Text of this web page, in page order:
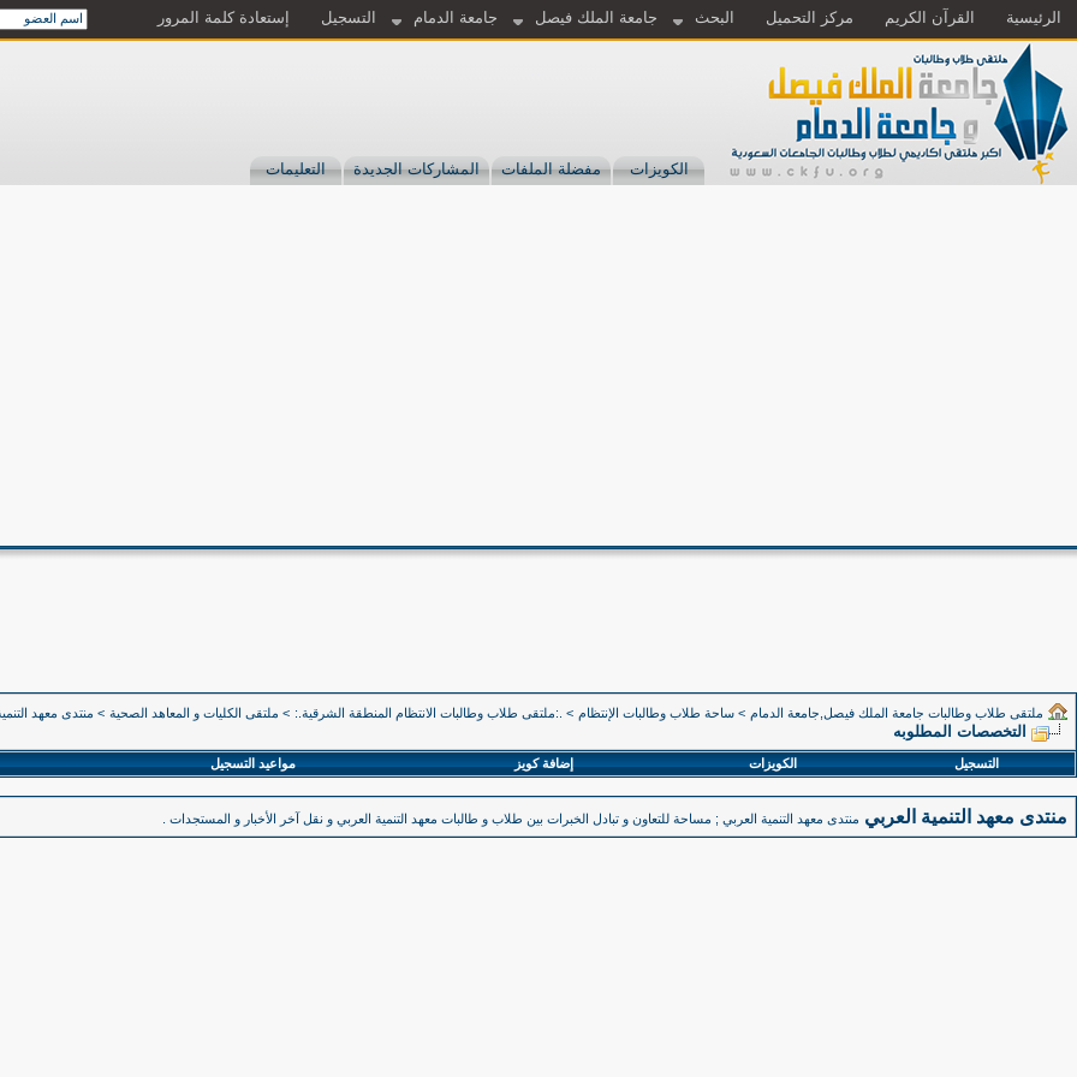
الرئيسية القرآن الكريم مركز التحميل البحث جامعة الملك فيصل جامعة الدمام التسجيل إستعادة كلمة المرور
الكويزات مفضلة الملفات المشاركات الجديدة التعليمات
ملتقى طلاب وطالبات جامعة الملك فيصل,جامعة الدمام > ساحة طلاب وطالبات الإنتظام > .:ملتقى طلاب وطالبات الانتظام المنطقة الشرقية.: > ملتقى الكليات و المعاهد الصحية > منتدى معهد
التخصصات المطلوبه
التسجيل الكويزات إضافة كويز مواعيد التسجيل
منتدى معهد التنمية العربي منتدى معهد التنمية العربي ; مساحة للتعاون و تبادل الخبرات بين طلاب و طالبات معهد التنمية العربي و نقل آخر الأخبار و المستجدات .